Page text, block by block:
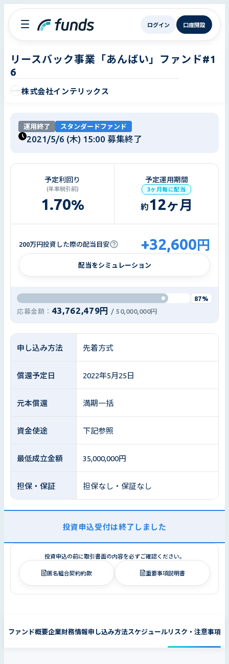
ログイン 口座開設
リースバック事業「あんばい」ファンド#1
6
株式会社インテリックス
運用終了 スタンダードファンド
2021/5/6 (木) 15:00 募集終了
予定利回り
(年率税引前)
1.70%
予定運用期間
3ヶ月毎に配当
約12ヶ月
200万円投資した際の配当目安 +32,600 円
配当をシミュレーション
87%
応募金額： 43,762,479円 /50,000,000円
申し込み方法 先着方式
償還予定日 2022年5月25日
元本償還 満期一括
資金使途 下記参照
最低成立金額 35,000,000円
担保・保証 担保なし・保証なし
投資申込受付は終了しました
投資申込の前に取引書面の内容を必ずご確認ください。
匿名組合契約約款 重要事項説明書
ファンド概要企業財務情報申し込み方法スケジュールリスク・注意事項